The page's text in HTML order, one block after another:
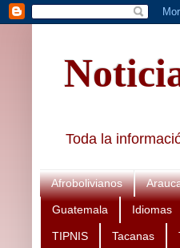
Toda la
Afrobolivianos
Guatemala Idiomas
TIPNIS Tacanas